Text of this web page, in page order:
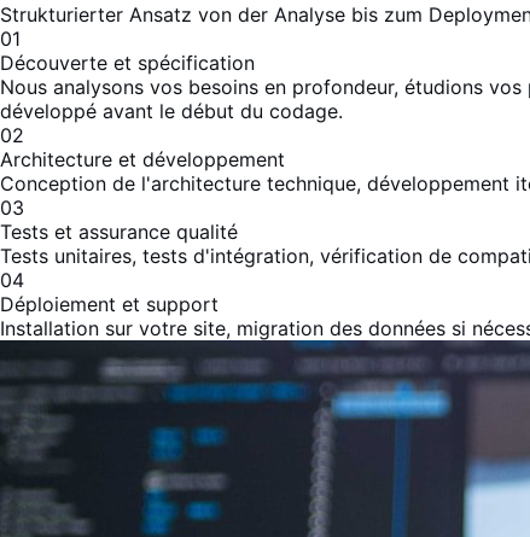
Strukturierter Ansatz von der Analyse bis zum
01
Découverte et spécification
Nous analysons vos besoins en profondeur, étudions
développé avant le début du codage.
02
Architecture et développement
Conception de l'architecture technique, développement
03
Tests et assurance qualité
Tests unitaires, tests d'intégration, vérification de
04
Déploiement et support
Installation sur votre site, migration des données si